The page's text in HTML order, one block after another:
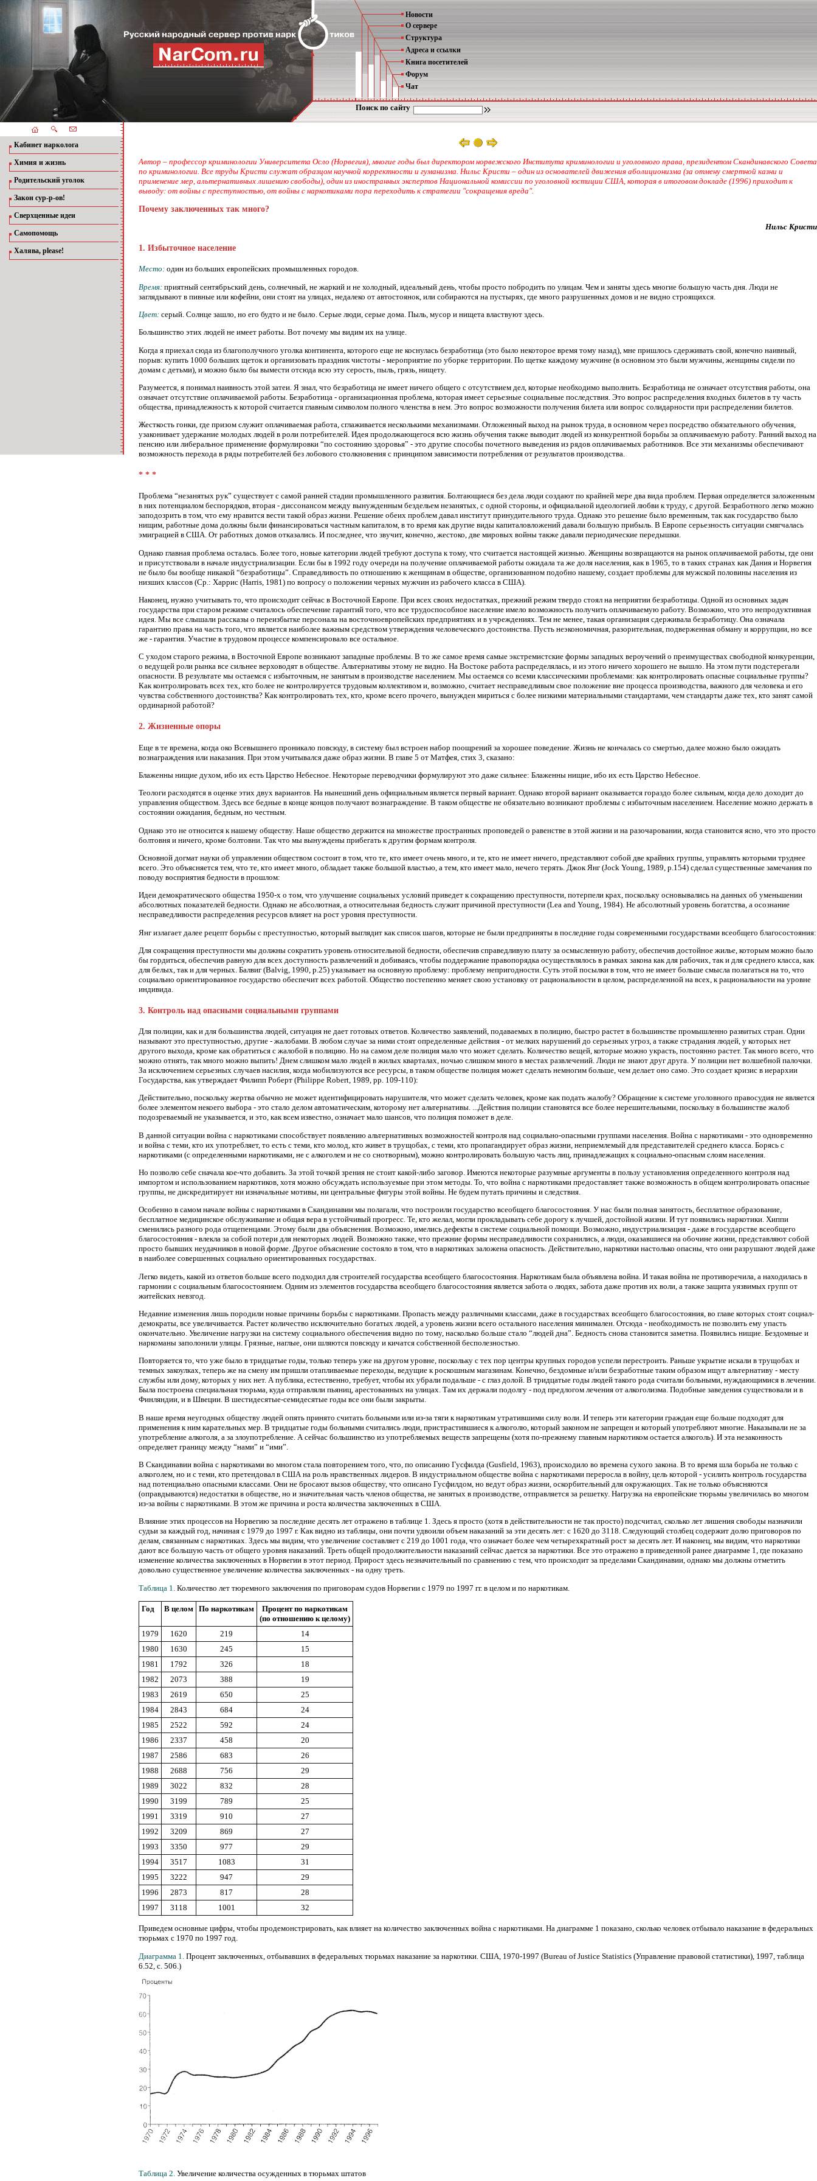
Новости
О сервере
Структура
Адреса и ссылки
Книга посетителей
Форум
Чат
Поиск по сайту
Кабинет нарколога
Химия и жизнь
Родительский уголок
Закон сур-р-ов!
Сверхценные идеи
Самопомощь
Халява, please!
Автор – профессор криминологии Университета Осло (Норвегия), многие годы был директором норвежского Института криминологии и уголовного права, президентом Скандинавского Совета
по криминологии. Все труды Кристи служат образцом научной корректности и гуманизма. Нильс Кристи – один из основателей движения аболиционизма (за отмену смертной казни и
применение мер, альтернативных лишению свободы), один из иностранных экспертов Национальной комиссии по уголовной юстиции США, которая в итоговом докладе (1996) приходит к
выводу: от войны с преступностью, от войны с наркотиками пора переходить к стратегии "сокращения вреда".
Почему заключенных так много?
Нильс Кристи
1. Избыточное население
Место: один из больших европейских промышленных городов.
Время: приятный сентябрьский день, солнечный, не жаркий и не холодный, идеальный день, чтобы просто побродить по улицам. Чем и заняты здесь многие большую часть дня. Люди не
заглядывают в пивные или кофейни, они стоят на улицах, недалеко от автостоянок, или собираются на пустырях, где много разрушенных домов и не видно строящихся.
Цвет: серый. Солнце зашло, но его будто и не было. Серые люди, серые дома. Пыль, мусор и нищета властвуют здесь.
Большинство этих людей не имеет работы. Вот почему мы видим их на улице.
Когда я приехал сюда из благополучного уголка континента, которого еще не коснулась безработица (это было некоторое время тому назад), мне пришлось сдерживать свой, конечно наивный,
порыв: купить 1000 больших щеток и организовать праздник чистоты - мероприятие по уборке территории. По щетке каждому мужчине (в основном это были мужчины, женщины сидели по
домам с детьми), и можно было бы вымести отсюда всю эту серость, пыль, грязь, нищету.
Разумеется, я понимал наивность этой затеи. Я знал, что безработица не имеет ничего общего с отсутствием дел, которые необходимо выполнить. Безработица не означает отсутствия работы, она
означает отсутствие оплачиваемой работы. Безработица - организационная проблема, которая имеет серьезные социальные последствия. Это вопрос распределения входных билетов в ту часть
общества, принадлежность к которой считается главным символом полного членства в нем. Это вопрос возможности получения билета или вопрос солидарности при распределении билетов.
Жесткость гонки, где призом служит оплачиваемая работа, сглаживается несколькими механизмами. Отложенный выход на рынок труда, в основном через посредство обязательного обучения,
узаконивает удержание молодых людей в роли потребителей. Идея продолжающегося всю жизнь обучения также выводит людей из конкурентной борьбы за оплачиваемую работу. Ранний выход на
пенсию или либеральное применение формулировки “по состоянию здоровья” - это другие способы почетного выведения из рядов оплачиваемых работников. Все эти механизмы обеспечивают
возможность перехода в ряды потребителей без лобового столкновения с принципом зависимости потребления от результатов производства.
* * *
Проблема “незанятых рук” существует с самой ранней стадии промышленного развития. Болтающиеся без дела люди создают по крайней мере два вида проблем. Первая определяется заложенным
в них потенциалом беспорядков, вторая - диссонансом между вынужденным бездельем незанятых, с одной стороны, и официальной идеологией любви к труду, с другой. Безработного легко можно
заподозрить в том, что ему нравится вести такой образ жизни. Решение обеих проблем давал институт принудительного труда. Однако это решение было временным, так как государство было
нищим, работные дома должны были финансироваться частным капиталом, в то время как другие виды капиталовложений давали большую прибыль. В Европе серьезность ситуации смягчалась
эмиграцией в США. От работных домов отказались. И последнее, что звучит, конечно, жестоко, две мировых войны также давали периодические передышки.
Однако главная проблема осталась. Более того, новые категории людей требуют доступа к тому, что считается настоящей жизнью. Женщины возвращаются на рынок оплачиваемой работы, где они
и присутствовали в начале индустриализации. Если бы в 1992 году очереди на получение оплачиваемой работы ожидала та же доля населения, как в 1965, то в таких странах как Дания и Норвегия
не было бы вообще никакой “безработицы”. Справедливость по отношению к женщинам в обществе, организованном подобно нашему, создает проблемы для мужской половины населения из
низших классов (Ср.: Харрис (Harris, 1981) по вопросу о положении черных мужчин из рабочего класса в США).
Наконец, нужно учитывать то, что происходит сейчас в Восточной Европе. При всех своих недостатках, прежний режим твердо стоял на неприятии безработицы. Одной из основных задач
государства при старом режиме считалось обеспечение гарантий того, что все трудоспособное население имело возможность получить оплачиваемую работу. Возможно, что это непродуктивная
идея. Мы все слышали рассказы о переизбытке персонала на восточноевропейских предприятиях и в учреждениях. Тем не менее, такая организация сдерживала безработицу. Она означала
гарантию права на часть того, что является наиболее важным средством утверждения человеческого достоинства. Пусть неэкономичная, разорительная, подверженная обману и коррупции, но все
же - гарантия. Участие в трудовом процессе компенсировало все остальное.
С уходом старого режима, в Восточной Европе возникают западные проблемы. В то же самое время самые экстремистские формы западных вероучений о преимуществах свободной конкуренции,
о ведущей роли рынка все сильнее верховодят в обществе. Альтернативы этому не видно. На Востоке работа распределялась, и из этого ничего хорошего не вышло. На этом пути подстерегали
опасности. В результате мы остаемся с избыточным, не занятым в производстве населением. Мы остаемся со всеми классическими проблемами: как контролировать опасные социальные группы?
Как контролировать всех тех, кто более не контролируется трудовым коллективом и, возможно, считает несправедливым свое положение вне процесса производства, важного для человека и его
чувства собственного достоинства? Как контролировать тех, кто, кроме всего прочего, вынужден мириться с более низкими материальными стандартами, чем стандарты даже тех, кто занят самой
ординарной работой?
2. Жизненные опоры
Еще в те времена, когда око Всевышнего проникало повсюду, в систему был встроен набор поощрений за хорошее поведение. Жизнь не кончалась со смертью, далее можно было ожидать
вознаграждения или наказания. При этом учитывался даже образ жизни. В главе 5 от Матфея, стих 3, сказано:
Блаженны нищие духом, ибо их есть Царство Небесное. Некоторые переводчики формулируют это даже сильнее: Блаженны нищие, ибо их есть Царство Небесное.
Теологи расходятся в оценке этих двух вариантов. На нынешний день официальным является первый вариант. Однако второй вариант оказывается гораздо более сильным, когда дело доходит до
управления обществом. Здесь все бедные в конце концов получают вознаграждение. В таком обществе не обязательно возникают проблемы с избыточным населением. Население можно держать в
состоянии ожидания, бедным, но честным.
Однако это не относится к нашему обществу. Наше общество держится на множестве пространных проповедей о равенстве в этой жизни и на разочаровании, когда становится ясно, что это просто
болтовня и ничего, кроме болтовни. Так что мы вынуждены прибегать к другим формам контроля.
Основной догмат науки об управлении обществом состоит в том, что те, кто имеет очень много, и те, кто не имеет ничего, представляют собой две крайних группы, управлять которыми труднее
всего. Это объясняется тем, что те, кто имеет много, обладает также большой властью, а тем, кто имеет мало, нечего терять. Джок Янг (Jock Young, 1989, p.154) сделал существенные замечания по
поводу восприятия бедности в прошлом:
Идеи демократического общества 1950-х о том, что улучшение социальных условий приведет к сокращению преступности, потерпели крах, поскольку основывались на данных об уменьшении
абсолютных показателей бедности. Однако не абсолютная, а относительная бедность служит причиной преступности (Lea and Young, 1984). Не абсолютный уровень богатства, а осознание
несправедливости распределения ресурсов влияет на рост уровня преступности.
Янг излагает далее рецепт борьбы с преступностью, который выглядит как список шагов, которые не были предприняты в последние годы современными государствами всеобщего благосостояния:
Для сокращения преступности мы должны сократить уровень относительной бедности, обеспечив справедливую плату за осмысленную работу, обеспечив достойное жилье, которым можно было
бы гордиться, обеспечив равную для всех доступность развлечений и добиваясь, чтобы поддержание правопорядка осуществлялось в рамках закона как для рабочих, так и для среднего класса, как
для белых, так и для черных. Балвиг (Balvig, 1990, р.25) указывает на основную проблему: проблему непригодности. Суть этой посылки в том, что не имеет больше смысла полагаться на то, что
социально ориентированное государство обеспечит всех работой. Общество постепенно меняет свою установку от рациональности в целом, распределенной на всех, к рациональности на уровне
индивида.
3. Контроль над опасными социальными группами
Для полиции, как и для большинства людей, ситуация не дает готовых ответов. Количество заявлений, подаваемых в полицию, быстро растет в большинстве промышленно развитых стран. Одни
называют это преступностью, другие - жалобами. В любом случае за ними стоят определенные действия - от мелких нарушений до серьезных угроз, а также страдания людей, у которых нет
другого выхода, кроме как обратиться с жалобой в полицию. Но на самом деле полиция мало что может сделать. Количество вещей, которые можно украсть, постоянно растет. Так много всего, что
можно отнять, так много можно выпить! Днем слишком мало людей в жилых кварталах, ночью слишком много в местах развлечений. Люди не знают друг друга. У полиции нет волшебной палочки.
За исключением серьезных случаев насилия, когда мобилизуются все ресурсы, в таком обществе полиция может сделать немногим больше, чем делает оно само. Это создает кризис в иерархии
Государства, как утверждает Филипп Роберт (Philippe Robert, 1989, pp. 109-110):
Действительно, поскольку жертва обычно не может идентифицировать нарушителя, что может сделать человек, кроме как подать жалобу? Обращение к системе уголовного правосудия не является
более элементом некоего выбора - это стало делом автоматическим, которому нет альтернативы. ...Действия полиции становятся все более нерешительными, поскольку в большинстве жалоб
подозреваемый не указывается, и это, как всем известно, означает мало шансов, что полиция поможет в деле.
В данной ситуации война с наркотиками способствует появлению альтернативных возможностей контроля над социально-опасными группами населения. Война с наркотиками - это одновременно
и война с теми, кто их употребляет, то есть с теми, кто молод, кто живет в трущобах, с теми, кто пропагандирует образ жизни, неприемлемый для представителей среднего класса. Борясь с
наркотиками (с определенными наркотиками, не с алкоголем и не со снотворным), можно контролировать большую часть лиц, принадлежащих к социально-опасным слоям населения.
Но позволю себе сначала кое-что добавить. За этой точкой зрения не стоит какой-либо заговор. Имеются некоторые разумные аргументы в пользу установления определенного контроля над
импортом и использованием наркотиков, хотя можно обсуждать используемые при этом методы. То, что война с наркотиками предоставляет также возможность в общем контролировать опасные
группы, не дискредитирует ни изначальные мотивы, ни центральные фигуры этой войны. Не будем путать причины и следствия.
Особенно в самом начале войны с наркотиками в Скандинавии мы полагали, что построили государство всеобщего благосостояния. У нас были полная занятость, бесплатное образование,
бесплатное медицинское обслуживание и общая вера в устойчивый прогресс. Те, кто желал, могли прокладывать себе дорогу к лучшей, достойной жизни. И тут появились наркотики. Хиппи
сменились разного рода отщепенцами. Этому были два объяснения. Возможно, имелись дефекты в системе социальной помощи. Возможно, индустриализация - даже в государстве всеобщего
благосостояния - влекла за собой потери для некоторых людей. Возможно также, что прежние формы несправедливости сохранились, а люди, оказавшиеся на обочине жизни, представляют собой
просто бывших неудачников в новой форме. Другое объяснение состояло в том, что в наркотиках заложена опасность. Действительно, наркотики настолько опасны, что они разрушают людей даже
в наиболее совершенных социально ориентированных государствах.
Легко видеть, какой из ответов больше всего подходил для строителей государства всеобщего благосостояния. Наркотикам была объявлена война. И такая война не противоречила, а находилась в
гармонии с социальным благосостоянием. Одним из элементов государства всеобщего благосостояния является забота о людях, забота даже против их воли, а также защита уязвимых групп от
житейских невзгод.
Недавние изменения лишь породили новые причины борьбы с наркотиками. Пропасть между различными классами, даже в государствах всеобщего благосостояния, во главе которых стоят социал-
демократы, все увеличивается. Растет количество исключительно богатых людей, а уровень жизни всего остального населения минимален. Отсюда - необходимость не позволить ему упасть
окончательно. Увеличение нагрузки на систему социального обеспечения видно по тому, насколько больше стало “людей дна”. Бедность снова становится заметна. Появились нищие. Бездомные и
наркоманы заполонили улицы. Грязные, наглые, они шляются повсюду и кичатся собственной бесполезностью.
Повторяется то, что уже было в тридцатые годы, только теперь уже на другом уровне, поскольку с тех пор центры крупных городов успели перестроить. Раньше укрытие искали в трущобах и
темных закоулках, теперь же на смену им пришли отапливаемые переходы, ведущие к роскошным магазинам. Конечно, бездомные и/или безработные таким образом ищут альтернативу - месту
службы или дому, которых у них нет. А публика, естественно, требует, чтобы их убрали подальше - с глаз долой. В тридцатые годы людей такого рода считали больными, нуждающимися в лечении.
Была построена специальная тюрьма, куда отправляли пьяниц, арестованных на улицах. Там их держали подолгу - под предлогом лечения от алкоголизма. Подобные заведения существовали и в
Финляндии, и в Швеции. В шестидесятые-семидесятые годы все они были закрыты.
В наше время неугодных обществу людей опять принято считать больными или из-за тяги к наркотикам утратившими силу воли. И теперь эти категории граждан еще больше подходят для
применения к ним карательных мер. В тридцатые годы больными считались люди, пристрастившиеся к алкоголю, который законом не запрещен и который употребляют многие. Наказывали не за
употребление алкоголя, а за злоупотребление. А сейчас большинство из употребляемых веществ запрещены (хотя по-прежнему главным наркотиком остается алкоголь). И эта незаконность
определяет границу между “нами” и “ими”.
В Скандинавии война с наркотиками во многом стала повторением того, что, по описанию Гусфилда (Gusfield, 1963), происходило во времена сухого закона. В то время шла борьба не только с
алкоголем, но и с теми, кто претендовал в США на роль нравственных лидеров. В индустриальном обществе война с наркотиками переросла в войну, цель которой - усилить контроль государства
над потенциально опасными классами. Они не бросают вызов обществу, что описано Гусфилдом, но ведут образ жизни, оскорбительный для окружающих. Так не только объясняются
(оправдываются) недостатки в обществе, но и значительная часть членов общества, не занятых в производстве, отправляется за решетку. Нагрузка на европейские тюрьмы увеличилась во многом
из-за войны с наркотиками. В этом же причина и роста количества заключенных в США.
Влияние этих процессов на Норвегию за последние десять лет отражено в таблице 1. Здесь я просто (хотя в действительности не так просто) подсчитал, сколько лет лишения свободы назначили
судьи за каждый год, начиная с 1979 до 1997 г. Как видно из таблицы, они почти удвоили объем наказаний за эти десять лет: с 1620 до 3118. Следующий столбец содержит долю приговоров по
делам, связанным с наркотиках. Здесь мы видим, что увеличение составляет с 219 до 1001 года, что означает более чем четырехкратный рост за десять лет. И наконец, мы видим, что наркотики
дают все большую часть от общего уровня наказаний. Треть общей продолжительности наказаний сейчас дается за наркотики. Все это отражено в приведенной ранее диаграмме 1, где показано
изменение количества заключенных в Норвегии в этот период. Прирост здесь незначительный по сравнению с тем, что происходит за пределами Скандинавии, однако мы должны отметить
довольно существенное увеличение количества заключенных - на одну треть.
Таблица 1. Количество лет тюремного заключения по приговорам судов Норвегии с 1979 по 1997 гг. в целом и по наркотикам.
Год В целом По наркотикам
Процент по наркотикам
(по отношению к целому)
1979
1620 219
14
1980
1630 245
15
1981
1792 326
18
1982
2073 388
19
1983
2619 650
25
1984
2843 684
24
1985
2522 592
24
1986
2337 458
20
1987
2586 683
26
1988
2688 756
29
1989
3022 832
28
1990
3199 789
25
1991
3319 910
27
1992
3209 869
27
1993
3350 977
29
1994
3517 1083
31
1995
3222 947
29
1996
2873 817
28
1997
3118 1001 32
Приведем основные цифры, чтобы продемонстрировать, как влияет на количество заключенных война с наркотиками. На диаграмме 1 показано, сколько человек отбывало наказание в федеральных
тюрьмах с 1970 по 1997 год.
Диаграмма 1. Процент заключенных, отбывавших в федеральных тюрьмах наказание за наркотики. США, 1970-1997 (Bureau of Justice Statistics (Управление правовой статистики), 1997, таблица
6.52, с. 506.)
Таблица 2. Увеличение количества осужденных в тюрьмах штатов